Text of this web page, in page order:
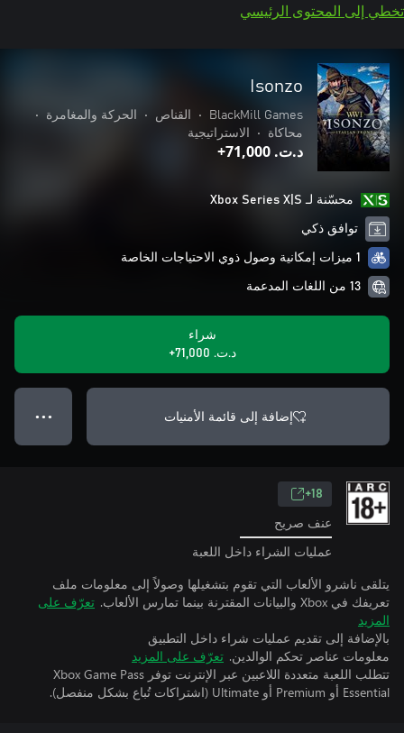
تخطي إلى المحتوى الرئيسي
Isonzo
BlackMill Games
• القناص • الحركة والمغامرة
•
محاكاة
• الاستراتيجية
د.ت.‏ 71,000+
محسّنة لـ Xbox Series X|S
توافق ذكي
1 ميزات إمكانية وصول ذوي الاحتياجات الخاصة
13 من اللغات المدعمة
شراء
د.ت.‏ 71,000+
إضافة إلى قائمة الأمنيات ● ● ●
18+
عنف صريح
عمليات الشراء داخل اللعبة
يتلقى ناشرو الألعاب التي تقوم بتشغيلها وصولاً إلى معلومات ملف
تعريفك في Xbox والبيانات المقترنة بينما تمارس الألعاب.
تعرّف على
المزيد
بالإضافة إلى تقديم عمليات شراء داخل التطبيق
معلومات عناصر تحكم الوالدين. تعرّف على المزيد
تتطلب اللعبة متعددة اللاعبين عبر الإنترنت توفر Xbox Game Pass
Essential أو Premium أو Ultimate (اشتراكات تُباع بشكل منفصل).